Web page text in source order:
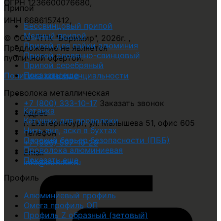
Припой
Бессвинцовый припой
Медный припой
Припой для пайки алюминия
Припой оловянно-свинцовый
Припой серебряный
Показать еще
Проволока металлическая
Катанка
Катушки для проволоки
Нить акл, аскл в бухтах
Плоский барьер безопасности (ПББ)
Проволока алюминиевая
Показать еще
Профиль
Алюминиевый профиль
Омега профиль ОП
Профиль Z образный (зетовый)
ОГРН 1236600076680,
ИНН 6686157412,
© ООО "ПТК "Боримир", 2026г. ,
Предложение не является
публичной офертой.
Политика конфиденциальности
+7 (800) 333-10-17 Заказать звонок
Адрес
г. Екатеринбург, ул. Малышева 51, офис 605
Телефон
+7 (996) 597-10-29
Email
info@borimir.ru